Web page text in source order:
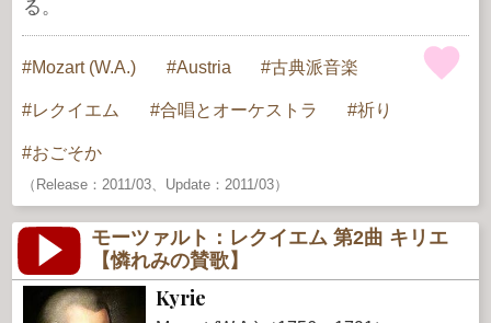
る。
Mozart (W.A.) Austria 古典派音楽
レクイエム 合唱とオーケストラ 祈り
おごそか
（Release：2011/03、Update：2011/03）
モーツァルト：レクイエム 第2曲 キリエ
【憐れみの賛歌】
Kyrie